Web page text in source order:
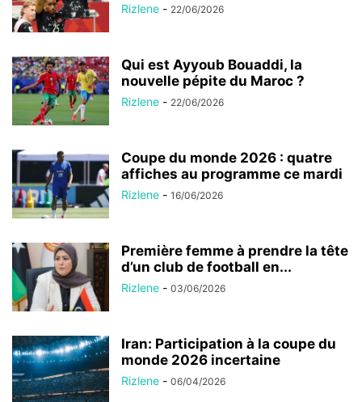
Rizlene - 22/06/2026
Qui est Ayyoub Bouaddi, la
nouvelle pépite du Maroc ?
Rizlene - 22/06/2026
Coupe du monde 2026 : quatre
affiches au programme ce mardi
Rizlene - 16/06/2026
Première femme à prendre la tête
d’un club de football en...
Rizlene - 03/06/2026
Iran: Participation à la coupe du
monde 2026 incertaine
Rizlene - 06/04/2026